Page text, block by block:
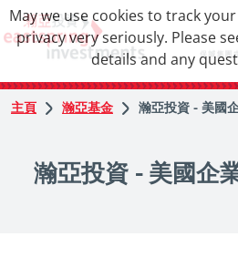
主頁 瀚亞基金 瀚亞投資 - 美國
瀚亞投資 - 美國企
May we use cookies to track
privacy very seriously. Please
details and any